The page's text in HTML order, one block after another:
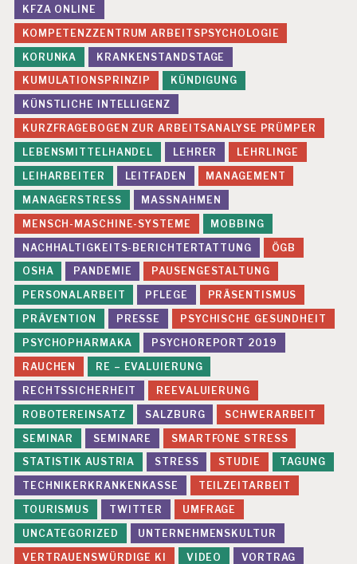
KFZA ONLINE
KOMPETENZZENTRUM ARBEITSPSYCHOLOGIE
KORUNKA
KRANKENSTANDSTAGE
KUMULATIONSPRINZIP
KÜNDIGUNG
KÜNSTLICHE INTELLIGENZ
KURZFRAGEBOGEN ZUR ARBEITSANALYSE PRÜMPER
LEBENSMITTELHANDEL
LEHRER
LEHRLINGE
LEIHARBEITER
LEITFADEN
MANAGEMENT
MANAGERSTRESS
MASSNAHMEN
MENSCH-MASCHINE-SYSTEME
MOBBING
NACHHALTIGKEITS-BERICHTERTATTUNG
ÖGB
OSHA
PANDEMIE
PAUSENGESTALTUNG
PERSONALARBEIT
PFLEGE
PRÄSENTISMUS
PRÄVENTION
PRESSE
PSYCHISCHE GESUNDHEIT
PSYCHOPHARMAKA
PSYCHOREPORT 2019
RAUCHEN
RE – EVALUIERUNG
RECHTSSICHERHEIT
REEVALUIERUNG
ROBOTEREINSATZ
SALZBURG
SCHWERARBEIT
SEMINAR
SEMINARE
SMARTFONE STRESS
STATISTIK AUSTRIA
STRESS STUDIE
TAGUNG
TECHNIKERKRANKENKASSE
TEILZEITARBEIT
TOURISMUS
TWITTER
UMFRAGE
UNCATEGORIZED
UNTERNEHMENSKULTUR
VERTRAUENSWÜRDIGE KI
VIDEO
VORTRAG